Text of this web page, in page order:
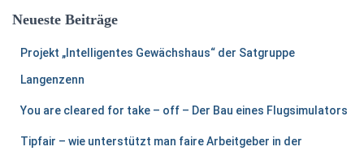
Neueste Beiträge
Projekt „Intelligentes Gewächshaus“ der Satgruppe
Langenzenn
You are cleared for take – off – Der Bau eines Flugsimulators
Tipfair – wie unterstützt man faire Arbeitgeber in der